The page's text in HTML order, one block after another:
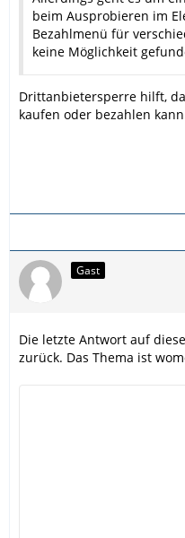
beim Ausprobieren im
Bezahlmenü für
keine Möglichkeit
Drittanbietersperre hilft,
kaufen oder bezahlen
Gast
Die letzte Antwort auf
zurück. Das Thema ist